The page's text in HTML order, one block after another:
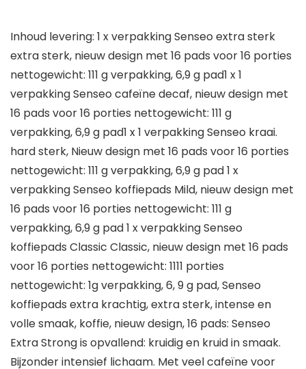
Inhoud levering: 1 x verpakking Senseo extra sterk
extra sterk, nieuw design met 16 pads voor 16 porties
nettogewicht: 111 g verpakking, 6,9 g pad1 x 1
verpakking Senseo cafeïne decaf, nieuw design met
16 pads voor 16 porties nettogewicht: 111 g
verpakking, 6,9 g pad1 x 1 verpakking Senseo kraai.
hard sterk, Nieuw design met 16 pads voor 16 porties
nettogewicht: 111 g verpakking, 6,9 g pad 1 x
verpakking Senseo koffiepads Mild, nieuw design met
16 pads voor 16 porties nettogewicht: 111 g
verpakking, 6,9 g pad 1 x verpakking Senseo
koffiepads Classic Classic, nieuw design met 16 pads
voor 16 porties nettogewicht: 1111 porties
nettogewicht: 1g verpakking, 6, 9 g pad, Senseo
koffiepads extra krachtig, extra sterk, intense en
volle smaak, koffie, nieuw design, 16 pads: Senseo
Extra Strong is opvallend: kruidig en kruid in smaak.
Bijzonder intensief lichaam. Met veel cafeïne voor